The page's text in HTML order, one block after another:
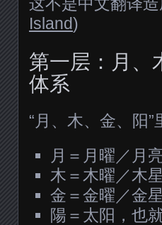
这不是中文翻译
Island)
第一层：月、
体系
“月、木、金、阳”
月＝月曜／月
木＝木曜／木星
金＝金曜／金星
陽＝太阳，也